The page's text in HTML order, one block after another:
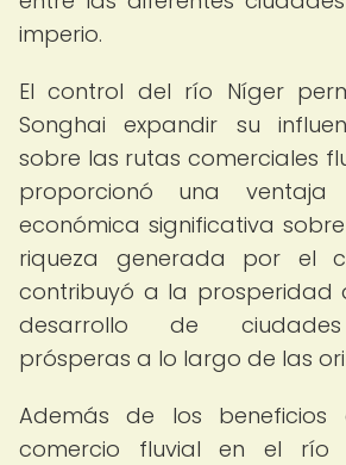
imperio.
El control del río Níger
Songhai expandir su
sobre las rutas comerciales
proporcionó una
económica significativa sobre
riqueza generada por el
contribuyó a la prosperidad
desarrollo de ciudades
prósperas a lo largo de las
Además de los beneficios
comercio fluvial en el río